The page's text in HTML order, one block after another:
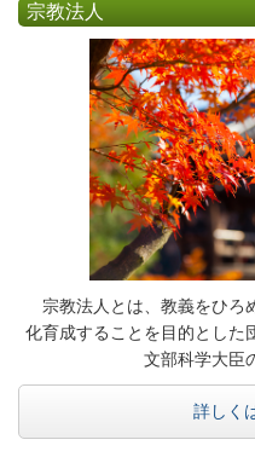
宗教法人
宗教法人とは、教義をひろ
化育成することを目的とした
文部科学大臣
詳しく